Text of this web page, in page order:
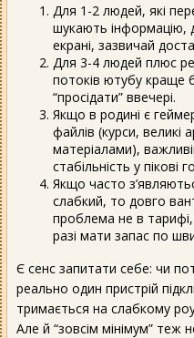
Для 1-2 людей, які
шукають інформацію,
екрані, зазвичай
Для 3-4 людей плюс
потоків ютубу краще
“просідати” ввечері.
Якщо в родині є
файлів (курси, великі
матеріалами),
стабільність у пікові
Якщо часто
слабкий, то довго
проблема не в
разі мати запас по
Є сенс запитати себе: чи
реально один пристрій
тримається на слабкому
Але й “зовсім мінімум” теж